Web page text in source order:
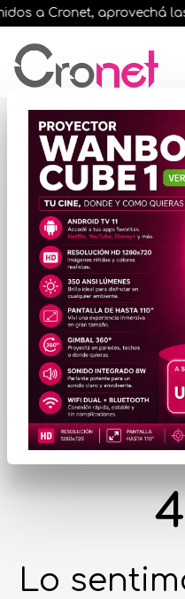
a Cronet, aprovechá las
Lo